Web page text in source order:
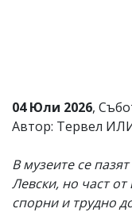
носи
за
Ако
откриете
обиден
за
04 Юли 2026,
Автор: Тервел
В музеите се
Левски, но част от
спорни и трудно